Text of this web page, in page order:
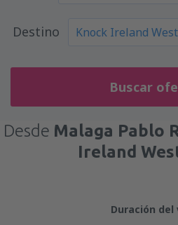
Destino
Buscar
Desde Malaga Pablo
Ireland
Duración del